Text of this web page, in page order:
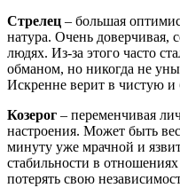
Стрелец – большая
натура. Очень доверчивая,
людях. Из-за этого часто
обманом, но никогда не
Искренне верит в чистую
Козерог – переменчивая
настроения. Может быть
минуту уже мрачной и
стабильности в
потерять свою